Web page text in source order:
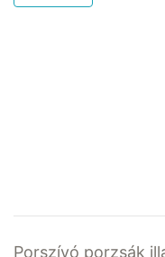
Porszívó porzsák